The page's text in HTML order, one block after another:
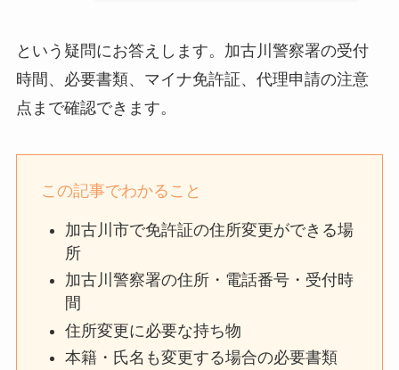
という疑問にお答えします。加古川警察署の受付
時間、必要書類、マイナ免許証、代理申請の注意
点まで確認できます。
この記事でわかること
加古川市で免許証の住所変更ができる場
所
加古川警察署の住所・電話番号・受付時
間
住所変更に必要な持ち物
本籍・氏名も変更する場合の必要書類